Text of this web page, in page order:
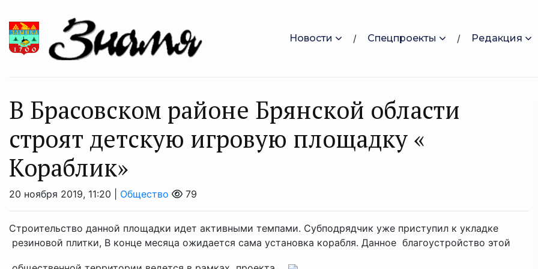
Новости Спецпроекты Редакция
В Брасовском районе Брянской области
строят детскую игровую площадку «
Кораблик»
20 ноября 2019, 11:20 | Общество 79
Строительство данной площадки идет активными темпами. Субподрядчик уже приступил к укладке
резиновой плитки, В конце месяца ожидается сама установка корабля. Данное благоустройство этой